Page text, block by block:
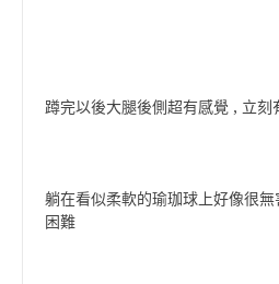
蹲完以後大腿後側超有感覺 , 立刻
躺在看似柔軟的瑜珈球上好像很
困難